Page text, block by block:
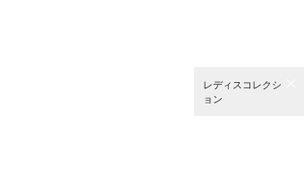
レディスコレクシ
ョン